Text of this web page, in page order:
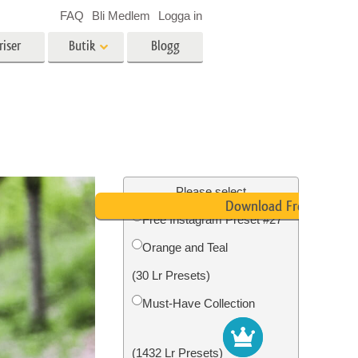
Foto restaurering
Butik Blogg
FAQ Bli Medlem Logga in
Please select
Free Instagram Preset #27
Orange and Teal
(30 Lr Presets)
Must-Have Collection
(1432 Lr Presets)
Download Free